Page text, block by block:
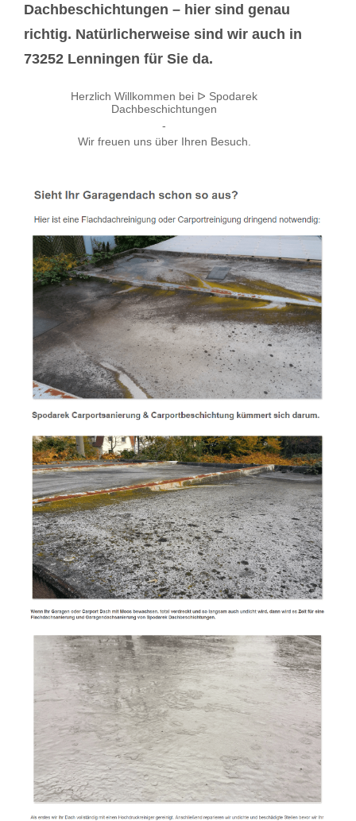
Dachbeschichtungen – hier sind genau
richtig. Natürlicherweise sind wir auch in
73252 Lenningen für Sie da.
Herzlich Willkommen bei ᐅ Spodarek
Dachbeschichtungen
-
Wir freuen uns über Ihren Besuch.